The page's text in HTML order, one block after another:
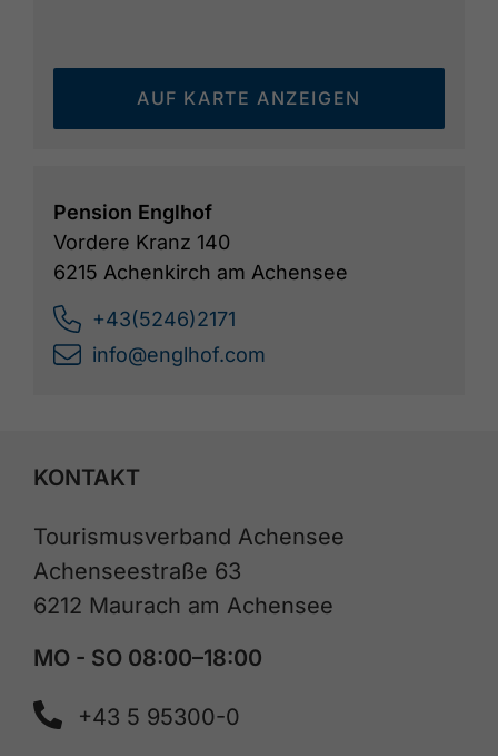
AUF KARTE ANZEIGEN
Pension Englhof
Vordere Kranz 140
6215 Achenkirch am Achensee
+43(5246)2171
info@englhof.com
KONTAKT
Tourismusverband Achensee
Achenseestraße 63
6212 Maurach am Achensee
MO - SO 08:00–18:00
+43 5 95300-0